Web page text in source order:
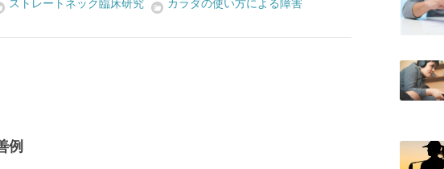
ストレートネック臨床研究 カラダの使い方による障害
例